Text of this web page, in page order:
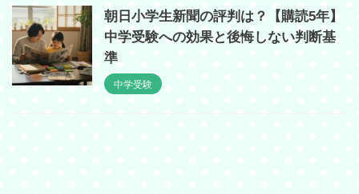
朝日小学生新聞の評判は？【購読5年】
中学受験への効果と後悔しない判断基
準
中学受験